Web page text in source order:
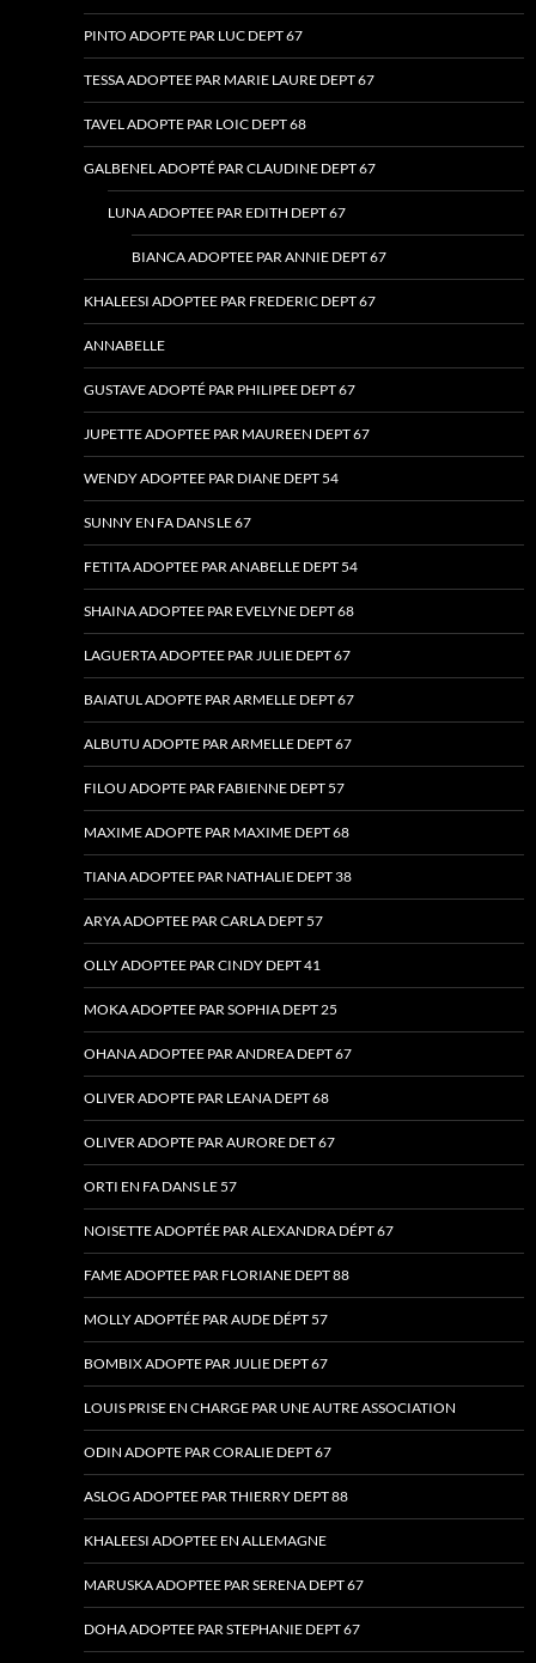
PINTO ADOPTE PAR LUC DEPT 67
TESSA ADOPTEE PAR MARIE LAURE DEPT 67
TAVEL ADOPTE PAR LOIC DEPT 68
GALBENEL ADOPTÉ PAR CLAUDINE DEPT 67
LUNA ADOPTEE PAR EDITH DEPT 67
BIANCA ADOPTEE PAR ANNIE DEPT 67
KHALEESI ADOPTEE PAR FREDERIC DEPT 67
ANNABELLE
GUSTAVE ADOPTÉ PAR PHILIPEE DEPT 67
JUPETTE ADOPTEE PAR MAUREEN DEPT 67
WENDY ADOPTEE PAR DIANE DEPT 54
SUNNY EN FA DANS LE 67
FETITA ADOPTEE PAR ANABELLE DEPT 54
SHAINA ADOPTEE PAR EVELYNE DEPT 68
LAGUERTA ADOPTEE PAR JULIE DEPT 67
BAIATUL ADOPTE PAR ARMELLE DEPT 67
ALBUTU ADOPTE PAR ARMELLE DEPT 67
FILOU ADOPTE PAR FABIENNE DEPT 57
MAXIME ADOPTE PAR MAXIME DEPT 68
TIANA ADOPTEE PAR NATHALIE DEPT 38
ARYA ADOPTEE PAR CARLA DEPT 57
OLLY ADOPTEE PAR CINDY DEPT 41
MOKA ADOPTEE PAR SOPHIA DEPT 25
OHANA ADOPTEE PAR ANDREA DEPT 67
OLIVER ADOPTE PAR LEANA DEPT 68
OLIVER ADOPTE PAR AURORE DET 67
ORTI EN FA DANS LE 57
NOISETTE ADOPTÉE PAR ALEXANDRA DÉPT 67
FAME ADOPTEE PAR FLORIANE DEPT 88
MOLLY ADOPTÉE PAR AUDE DÉPT 57
BOMBIX ADOPTE PAR JULIE DEPT 67
LOUIS PRISE EN CHARGE PAR UNE AUTRE ASSOCIATION
ODIN ADOPTE PAR CORALIE DEPT 67
ASLOG ADOPTEE PAR THIERRY DEPT 88
KHALEESI ADOPTEE EN ALLEMAGNE
MARUSKA ADOPTEE PAR SERENA DEPT 67
DOHA ADOPTEE PAR STEPHANIE DEPT 67